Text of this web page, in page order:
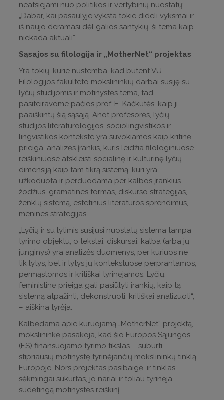
neatsiejami nuo politikos ir vertybinių nuostatų:
„Dabar, kai pasaulyje vyksta tokie dideli vyksmai ir
iš naujo deramasi dėl galios santykių, ši tema kaip
niekada aktuali“.
Sąsajos su filologija ir „MotherNet“ projektas
Yra tokių, kurie nustemba, kad būtent VU
Filologijos fakulteto mokslininkių darbai susiję su
lyčių studijomis ir motinystės tema, tad
pasiteiravome pačios prof. E. Kačkutės, kaip ji
paaiškintų šią sąsają. Anot profesorės, lyčių
studijos literatūrologijos, sociolingvistikos ir
lingvistikos kontekste yra suvokiamos kaip kritinė
prieiga, analizės įrankis, kuris leidžia filologiniuose
reiškiniuose atskleisti socialinę ir kultūrinę lyčių
dimensiją kaip tam tikrą sistemą, kuri yra
užkoduota ir perduodama per kalbos įrankius –
žodžius, gramatines formas, diskurso strategijas,
ženklų sistemą, estetinius literatūros sprendimus,
menines strategijas.
„Lyčių ir su lytimis susijusi nuostatų sistema tampa
tyrimo objektu, o tekstai, diskursai, kalba (arba jų
junginys) yra analizės duomenys, per kuriuos ne
tik lytys, bet ir lytys jų kontekstuose perprantamos,
permąstomos ir kritiškai tyrinėjamos. Lyčių,
feministinė prieiga gali pasiūlyti įrankių, kaip tą
sistemą atpažinti, dekonstruoti, kritiškai analizuoti“,
– aiškina tyrėja.
Kalbėdama apie kuruojamą „MotherNet“ projektą,
mokslininkė pasakoja, kad šio Europos Sąjungos
(ES) finansuojamo tyrimo tikslas – suburti
stipriausių motinystę tyrinėjančių mokslininkų tinklą
Europoje. Nors projektas pasibaigė, ir tinklas
sėkmingai sukurtas, jo nariai ir toliau tyrinėja
sudėtingą motinystės reiškinį.